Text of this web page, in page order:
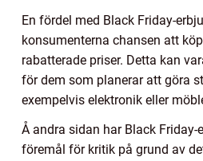
En fördel med Black Friday-
konsumenterna chansen att
rabatterade priser. Detta kan
för dem som planerar att göra
exempelvis elektronik eller
Å andra sidan har Black
föremål för kritik på grund av